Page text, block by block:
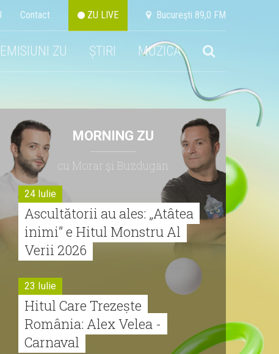
Contact ZU LIVE Bucureşti 89,0 FM
EMISIUNI ZU ȘTIRI MUZICA
MORNING ZU
cu Morar şi Buzdugan
24 Iulie
Ascultătorii au ales: „Atâtea
inimi” e Hitul Monstru Al
Verii 2026
23 Iulie
Hitul Care Trezește
România: Alex Velea -
Carnaval